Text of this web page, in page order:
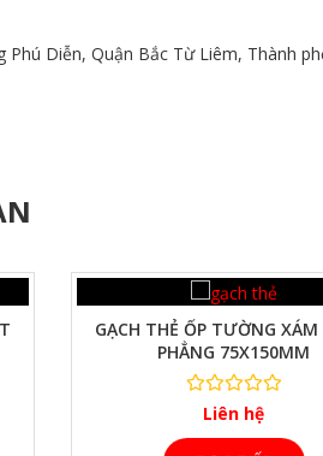
Diễn, Quận Bắc Từ Liêm, Thành
GẠCH THẺ ỐP TƯỜNG XÁM
PHẲNG 75X150MM
Liên hệ